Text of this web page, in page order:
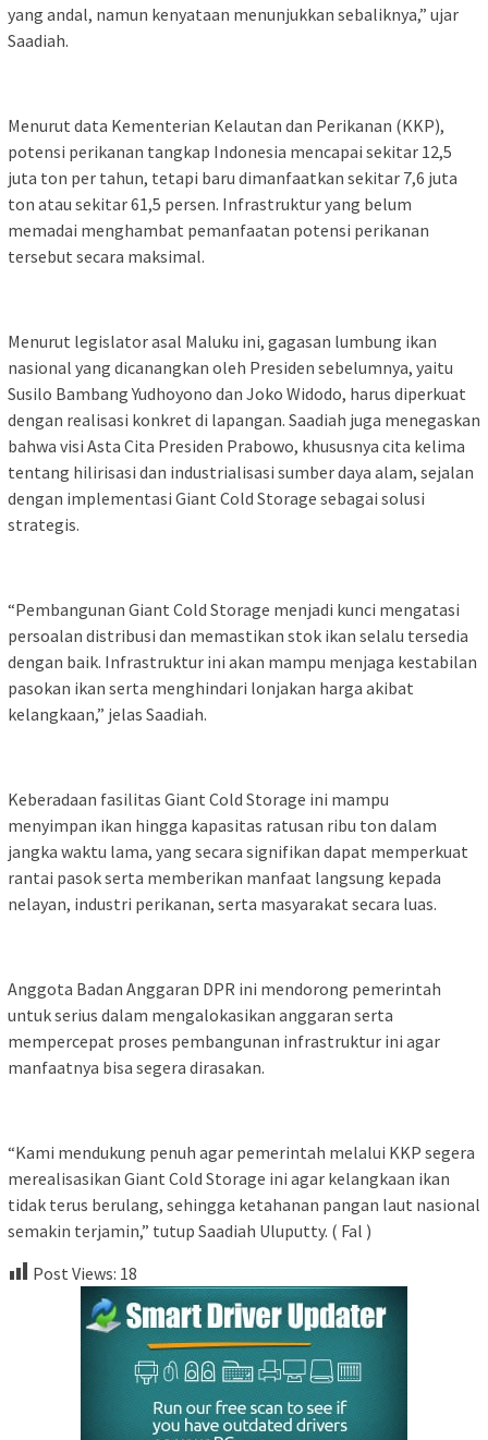
yang andal, namun kenyataan menunjukkan sebaliknya,” ujar
Saadiah.
Menurut data Kementerian Kelautan dan Perikanan (KKP),
potensi perikanan tangkap Indonesia mencapai sekitar 12,5
juta ton per tahun, tetapi baru dimanfaatkan sekitar 7,6 juta
ton atau sekitar 61,5 persen. Infrastruktur yang belum
memadai menghambat pemanfaatan potensi perikanan
tersebut secara maksimal.
Menurut legislator asal Maluku ini, gagasan lumbung ikan
nasional yang dicanangkan oleh Presiden sebelumnya, yaitu
Susilo Bambang Yudhoyono dan Joko Widodo, harus diperkuat
dengan realisasi konkret di lapangan. Saadiah juga menegaskan
bahwa visi Asta Cita Presiden Prabowo, khususnya cita kelima
tentang hilirisasi dan industrialisasi sumber daya alam, sejalan
dengan implementasi Giant Cold Storage sebagai solusi
strategis.
“Pembangunan Giant Cold Storage menjadi kunci mengatasi
persoalan distribusi dan memastikan stok ikan selalu tersedia
dengan baik. Infrastruktur ini akan mampu menjaga kestabilan
pasokan ikan serta menghindari lonjakan harga akibat
kelangkaan,” jelas Saadiah.
Keberadaan fasilitas Giant Cold Storage ini mampu
menyimpan ikan hingga kapasitas ratusan ribu ton dalam
jangka waktu lama, yang secara signifikan dapat memperkuat
rantai pasok serta memberikan manfaat langsung kepada
nelayan, industri perikanan, serta masyarakat secara luas.
Anggota Badan Anggaran DPR ini mendorong pemerintah
untuk serius dalam mengalokasikan anggaran serta
mempercepat proses pembangunan infrastruktur ini agar
manfaatnya bisa segera dirasakan.
“Kami mendukung penuh agar pemerintah melalui KKP segera
merealisasikan Giant Cold Storage ini agar kelangkaan ikan
tidak terus berulang, sehingga ketahanan pangan laut nasional
semakin terjamin,” tutup Saadiah Uluputty. ( Fal )
Post Views: 18